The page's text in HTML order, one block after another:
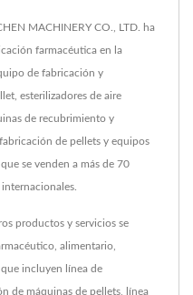
MACHINERY CO., LTD. ha
farmacéutica en la
de fabricación y
esterilizadores de aire
de recubrimiento y
de pellets y equipos
se venden a más de 70
productos y servicios se
alimentario,
incluyen línea de
de máquinas de pellets, línea